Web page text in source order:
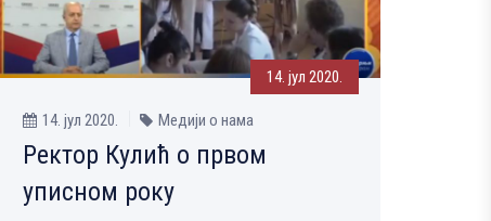
14. јул 2020.
14. јул 2020. Медији о нама
Ректор Кулић о првом
уписном року